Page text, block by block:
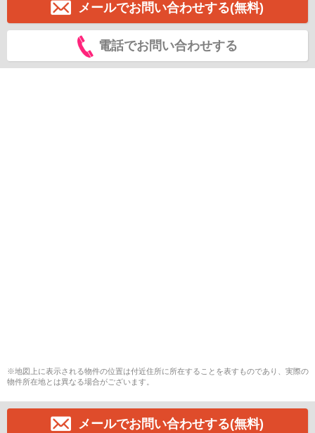
メールでお問い合わせする(無料)
電話でお問い合わせする
※地図上に表示される物件の位置は付近住所に所在することを表すものであり、実際の
物件所在地とは異なる場合がございます。
メールでお問い合わせする(無料)